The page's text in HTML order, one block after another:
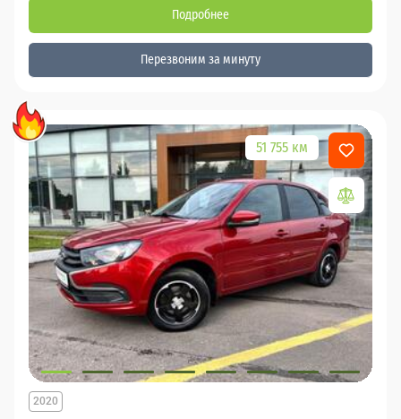
Подробнее
Перезвоним за минуту
51 755 км
2020